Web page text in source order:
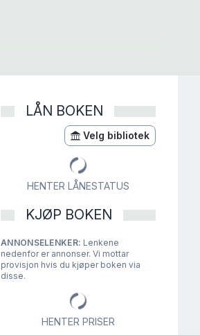
LÅN BOKEN
Velg bibliotek
HENTER LÅNESTATUS
KJØP BOKEN
ANNONSELENKER: Lenkene
nedenfor er annonser. Vi mottar
provisjon hvis du kjøper boken via
disse.
HENTER PRISER